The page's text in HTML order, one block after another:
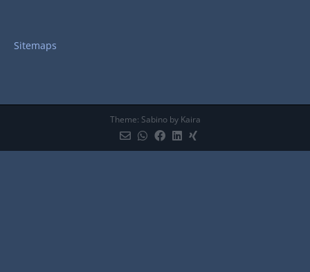
Sitemaps
Theme: Sabinoby Kaira